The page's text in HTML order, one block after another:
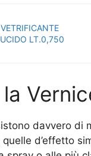
LT.0,750
davvero di
d’effetto